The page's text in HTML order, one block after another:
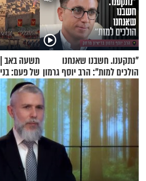
"נתקענו. חשבנו שאנחנו
הולכים למות": הרב יוסף גרמון
בריאיון מרתק
תשעה באב |
של פעם: